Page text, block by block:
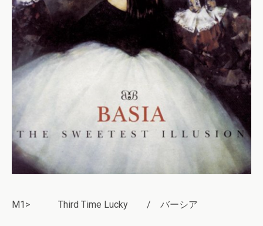
M1> Third Time Lucky / バーシア